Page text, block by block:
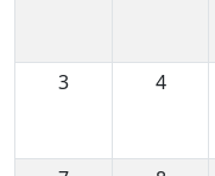
3
4